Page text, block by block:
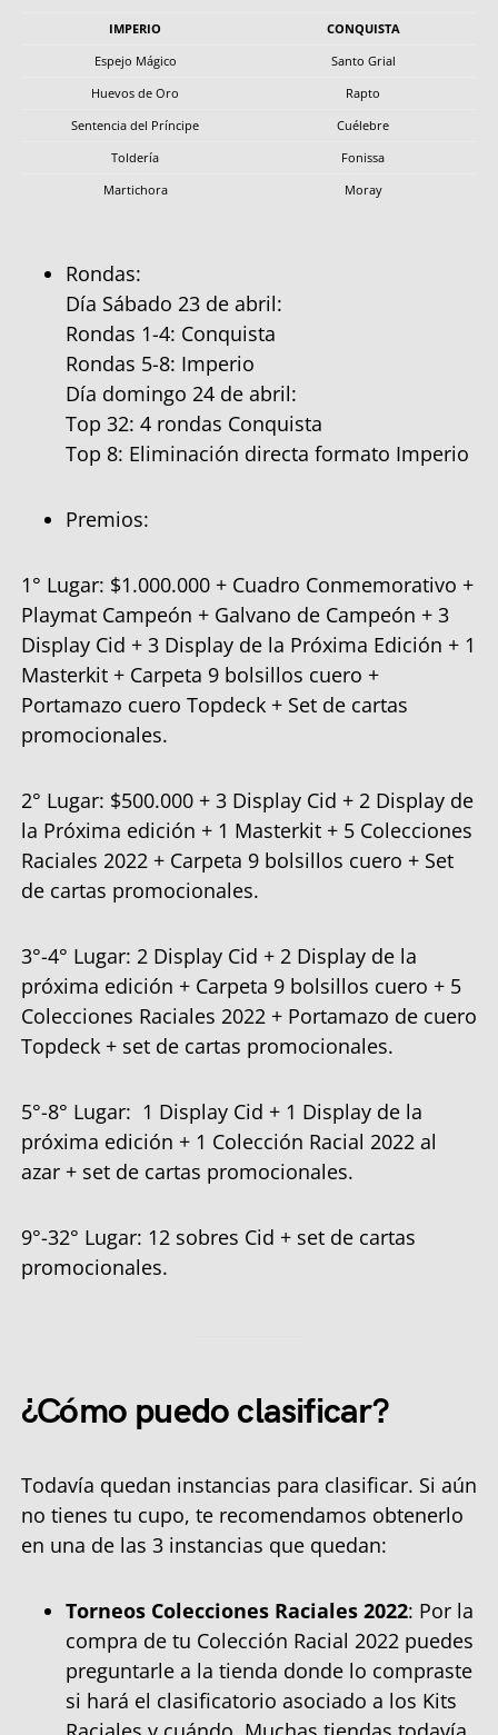
IMPERIO
CONQUISTA
Espejo Mágico
Santo Grial
Huevos de Oro
Rapto
Sentencia del Príncipe
Cuélebre
Toldería
Fonissa
Martichora
Moray
Rondas:
Día Sábado 23 de abril:
Rondas 1-4: Conquista
Rondas 5-8: Imperio
Día domingo 24 de abril:
Top 32: 4 rondas Conquista
Top 8: Eliminación directa formato Imperio
Premios:
1° Lugar: $1.000.000 + Cuadro Conmemorativo +
Playmat Campeón + Galvano de Campeón + 3
Display Cid + 3 Display de la Próxima Edición + 1
Masterkit + Carpeta 9 bolsillos cuero +
Portamazo cuero Topdeck + Set de cartas
promocionales.
2° Lugar: $500.000 + 3 Display Cid + 2 Display de
la Próxima edición + 1 Masterkit + 5 Colecciones
Raciales 2022 + Carpeta 9 bolsillos cuero + Set
de cartas promocionales.
3°-4° Lugar: 2 Display Cid + 2 Display de la
próxima edición + Carpeta 9 bolsillos cuero + 5
Colecciones Raciales 2022 + Portamazo de cuero
Topdeck + set de cartas promocionales.
5°-8° Lugar: 1 Display Cid + 1 Display de la
próxima edición + 1 Colección Racial 2022 al
azar + set de cartas promocionales.
9°-32° Lugar: 12 sobres Cid + set de cartas
promocionales.
¿Cómo puedo clasificar?
Todavía quedan instancias para clasificar. Si aún
no tienes tu cupo, te recomendamos obtenerlo
en una de las 3 instancias que quedan:
Torneos Colecciones Raciales 2022: Por la
compra de tu Colección Racial 2022 puedes
preguntarle a la tienda donde lo compraste
si hará el clasificatorio asociado a los Kits